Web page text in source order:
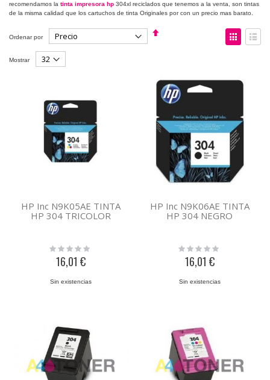
recomendamos la tinta impresora hp 304xl reciclados que tenemos a la venta, son tintas
de la misma calidad que los cartuchos de tinta Originales por con un precio mas barato.
Ordenar por
Fijar
Ver
como
Mostrar
HP Inc N9K05AE TINTA
HP 304 TRICOLOR
Rating:
16,01 €
Sin existencias
HP Inc N9K06AE TINTA
HP 304 NEGRO
Rating:
16,01 €
Sin existencias